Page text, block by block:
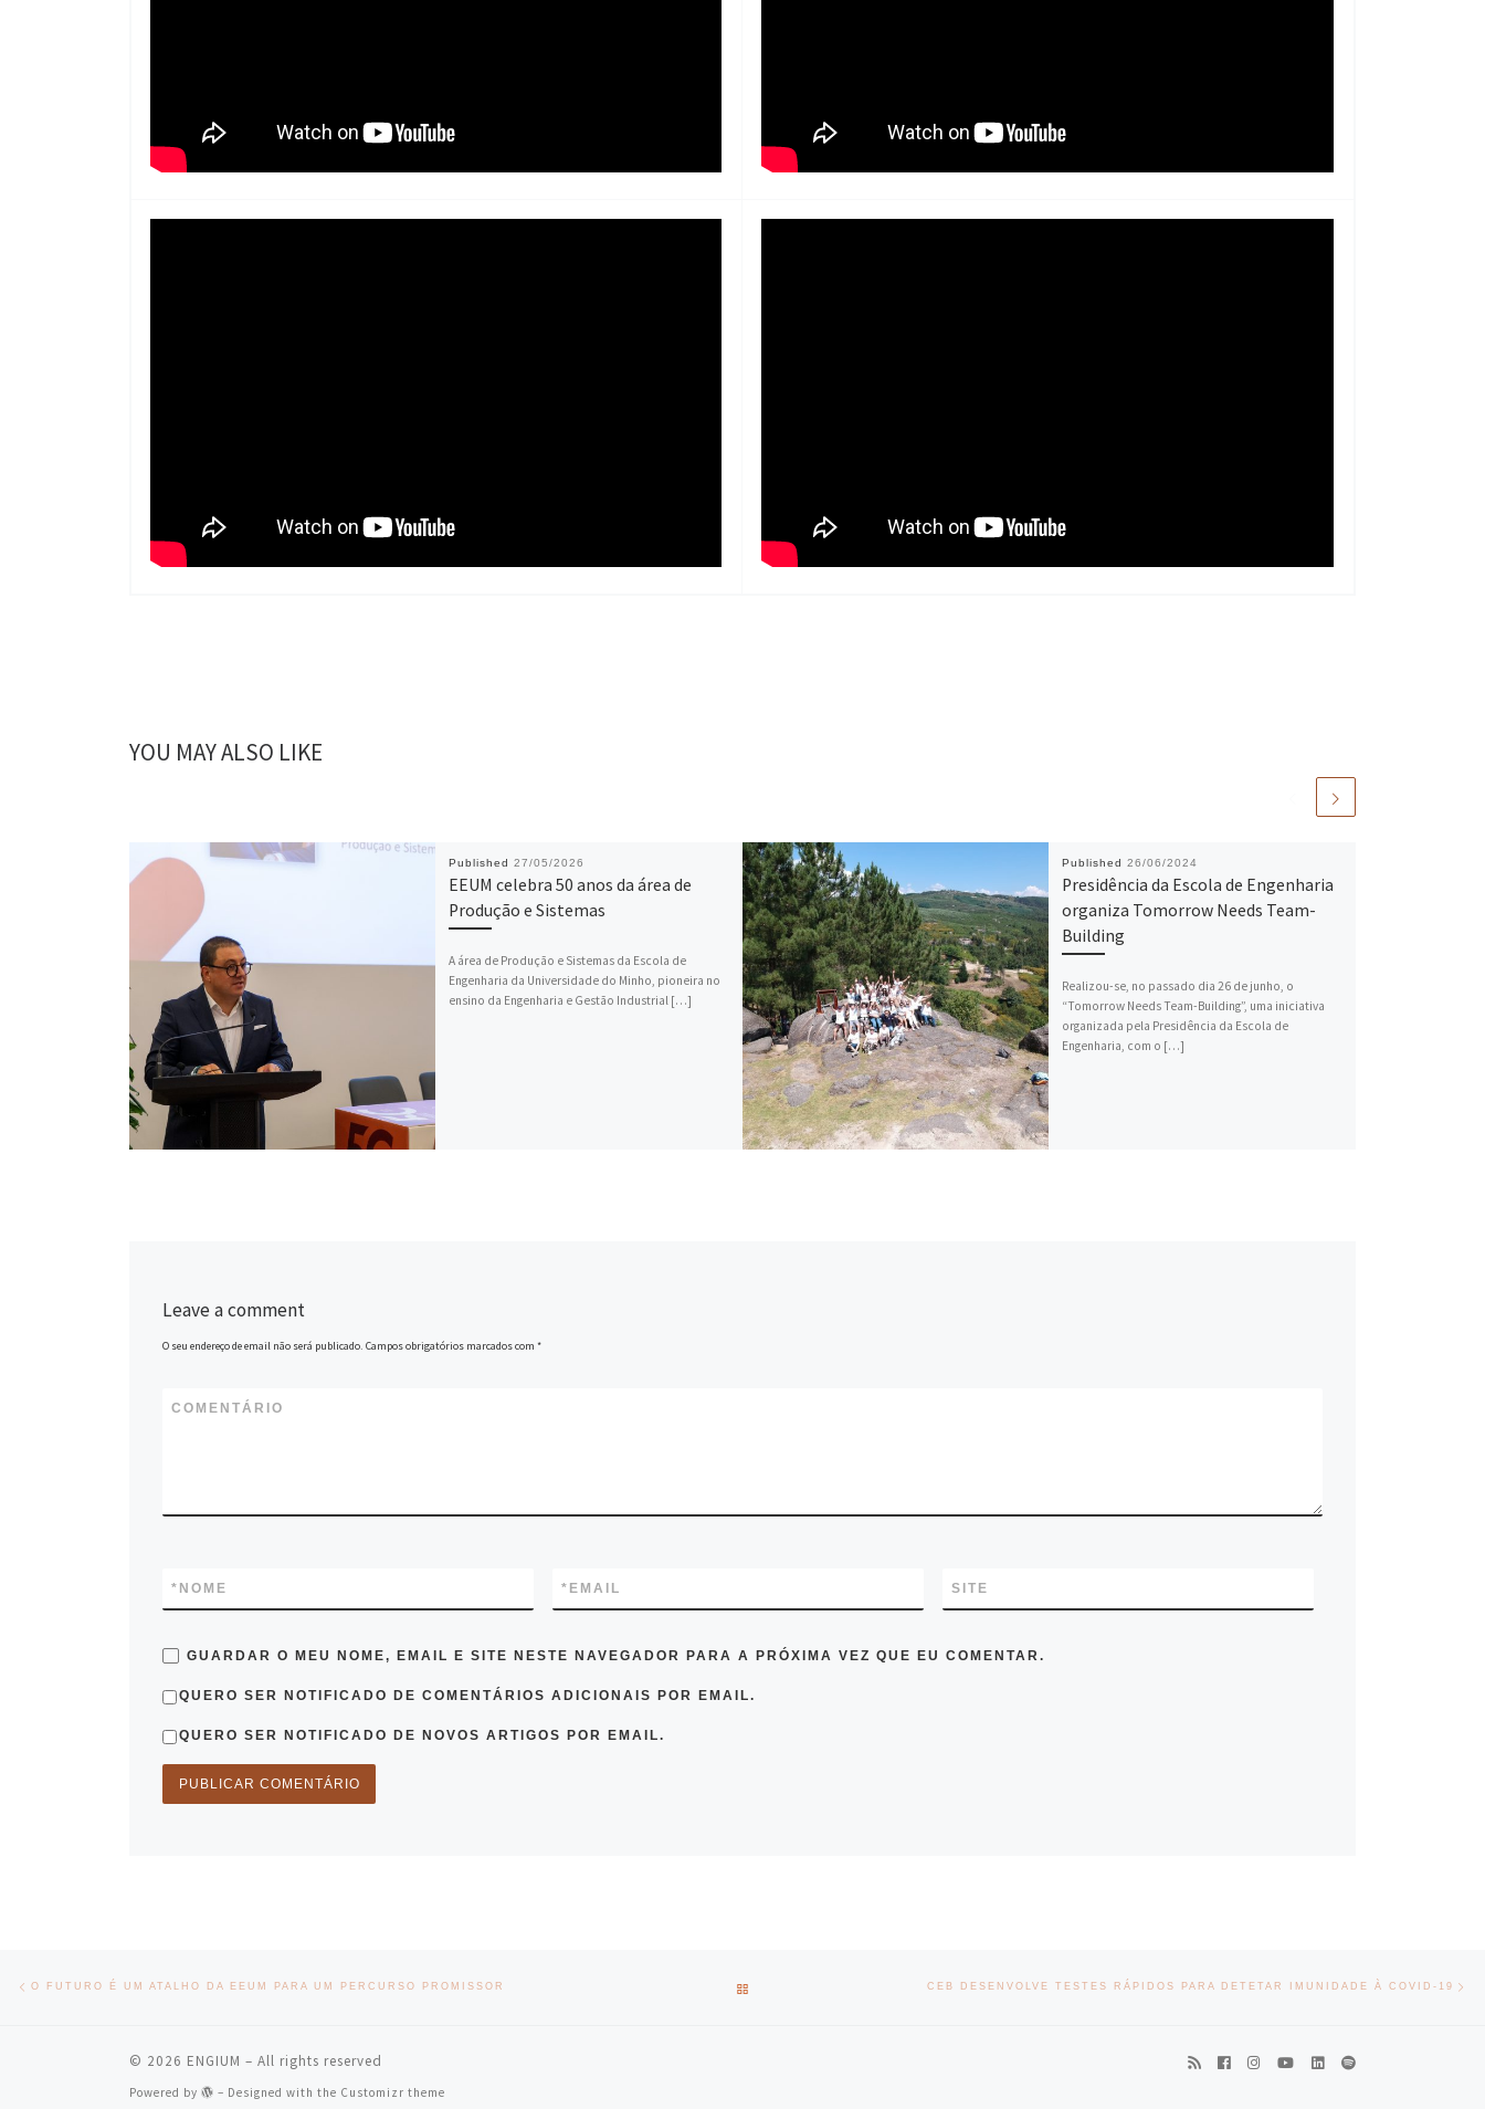
YOU MAY ALSO LIKE
Published 27/05/2026
EEUM celebra 50 anos da área de
Produção e Sistemas
A área de Produção e Sistemas da Escola de
Engenharia da Universidade do Minho, pioneira no
ensino da Engenharia e Gestão Industrial […]
Published 26/06/2024
Presidência da Escola de Engenharia
organiza Tomorrow Needs Team-
Building
Realizou-se, no passado dia 26 de junho, o
“Tomorrow Needs Team-Building”, uma iniciativa
organizada pela Presidência da Escola de
Engenharia, com o […]
Leave a comment
O seu endereço de email não será publicado. Campos obrigatórios marcados com*
COMENTÁRIO
NOME
* EMAIL
* SITE
GUARDAR O MEU NOME, EMAIL E SITE NESTE NAVEGADOR PARA A PRÓXIMA VEZ QUE EU COMENTAR.
QUERO SER NOTIFICADO DE COMENTÁRIOS ADICIONAIS POR EMAIL.
QUERO SER NOTIFICADO DE NOVOS ARTIGOS POR EMAIL.
Post navigation
O FUTURO É UM ATALHO DA EEUM PARA UM PERCURSO PROMISSOR CEB DESENVOLVE TESTES RÁPIDOS PARA DETETAR IMUNIDADE À COVID-19
© 2026 ENGIUM – All rights reserved
Powered by – Designed with the Customizr theme